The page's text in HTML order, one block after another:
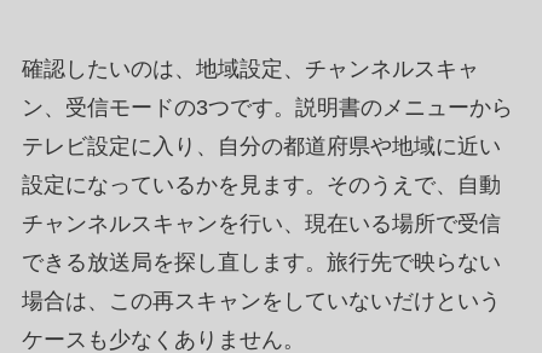
確認したいのは、地域設定、チャンネルスキャ
ン、受信モードの3つです。説明書のメニューから
テレビ設定に入り、自分の都道府県や地域に近い
設定になっているかを見ます。そのうえで、自動
チャンネルスキャンを行い、現在いる場所で受信
できる放送局を探し直します。旅行先で映らない
場合は、この再スキャンをしていないだけという
ケースも少なくありません。